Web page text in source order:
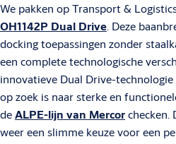
We pakken op Transport &
OH1142P Dual Drive. Deze
docking toepassingen zonder
een complete technologische
innovatieve Dual Drive-
op zoek is naar sterke en
deALPE-lijn van Mercorchecken.
weer een slimme keuze voor een